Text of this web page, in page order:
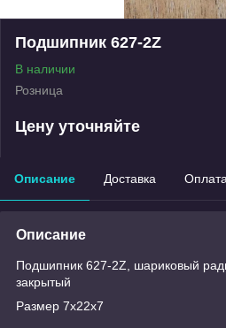
Подшипник 627-2Z
В наличии
Розница
Цену уточняйте
Описание Доставка Оплата
Описание
Подшипник 627-2Z, шариковый
закрытый
Размер 7х22х7